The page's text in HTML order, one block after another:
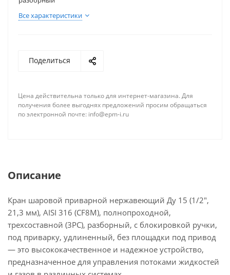
материал корпуса — нержавеющая сталь AISI316;
электропривода или пневмопривода.
запорным устройством, которое широко
применяется в различных отраслях
конструкции и материалам изготовления кран
агрессивным средам, что делает его надёжным и
долговечным запорным устройством.
Все характеристики
Поделиться
Цена действительна только для интернет-магазина. Для
получения более выгоднях предложений просим обращаться
по электронной почте: info@epm-i.ru
Описание
Кран шаровой приварной нержавеющий Ду 15 (1/2",
21,3 мм), AISI 316 (CF8M), полнопроходной,
трехсоставной (3PC), разборный, с блокировкой ручки,
под приварку, удлиненный, без площадки под привод
— это высококачественное и надежное устройство,
предназначенное для управления потоками жидкостей